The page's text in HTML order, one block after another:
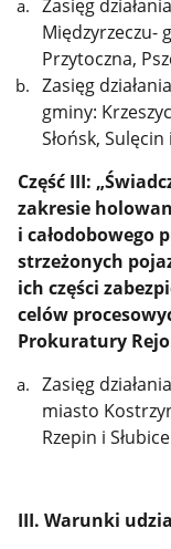
Zasięg
Międzyrzeczu-
Przytoczna,
Zasięg
gminy:
Słońsk,
Część III:
zakresie
i całodobowego
strzeżonych
ich części
celów
Prokuratury
Zasięg
miasto
Rzepin i
III. Warunki